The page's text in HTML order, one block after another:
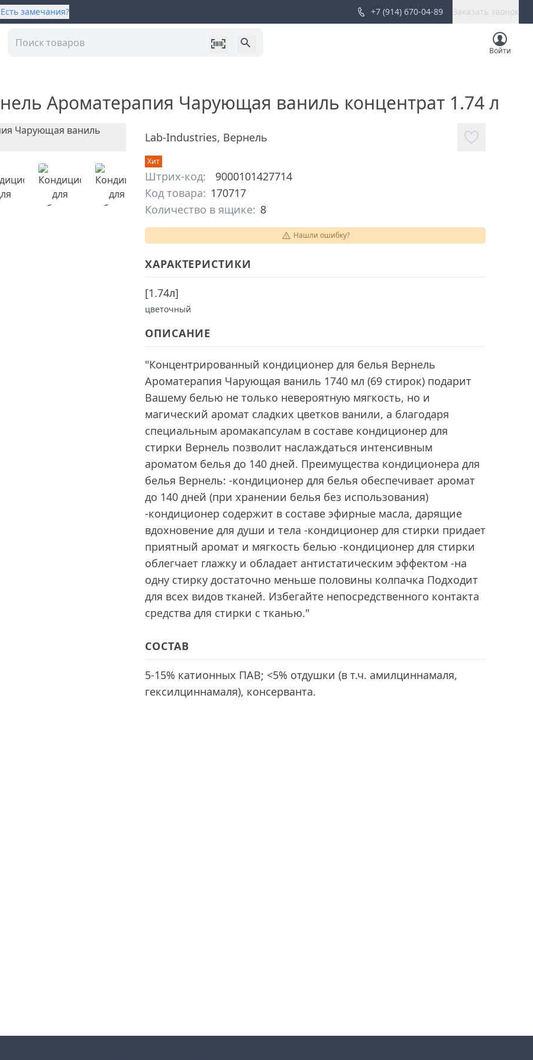
Есть замечания? +7 (914) 670-04-89 Заказать звонок
Войти
Ароматерапия Чарующая ваниль концентрат 1.74 л
Lab-Industries, Вернель
Хит
Штрих-код:
9000101427714
Код товара: 170717
Количество в ящике: 8
Нашли ошибку?
ХАРАКТЕРИСТИКИ
[1.74л]
цветочный
ОПИСАНИЕ
"Концентрированный кондиционер для белья Вернель
Ароматерапия Чарующая ваниль 1740 мл (69 стирок) подарит
Вашему белью не только невероятную мягкость, но и
магический аромат сладких цветков ванили, а благодаря
специальным аромакапсулам в составе кондиционер для
стирки Вернель позволит наслаждаться интенсивным
ароматом белья до 140 дней. Преимущества кондиционера для
белья Вернель: -кондиционер для белья обеспечивает аромат
до 140 дней (при хранении белья без использования)
-кондиционер содержит в составе эфирные масла, дарящие
вдохновение для души и тела -кондиционер для стирки придает
приятный аромат и мягкость белью -кондиционер для стирки
облегчает глажку и обладает антистатическим эффектом -на
одну стирку достаточно меньше половины колпачка Подходит
для всех видов тканей. Избегайте непосредственного контакта
средства для стирки с тканью."
СОСТАВ
5-15% катионных ПАВ; <5% отдушки (в т.ч. амилциннамаля,
гексилциннамаля), консерванта.